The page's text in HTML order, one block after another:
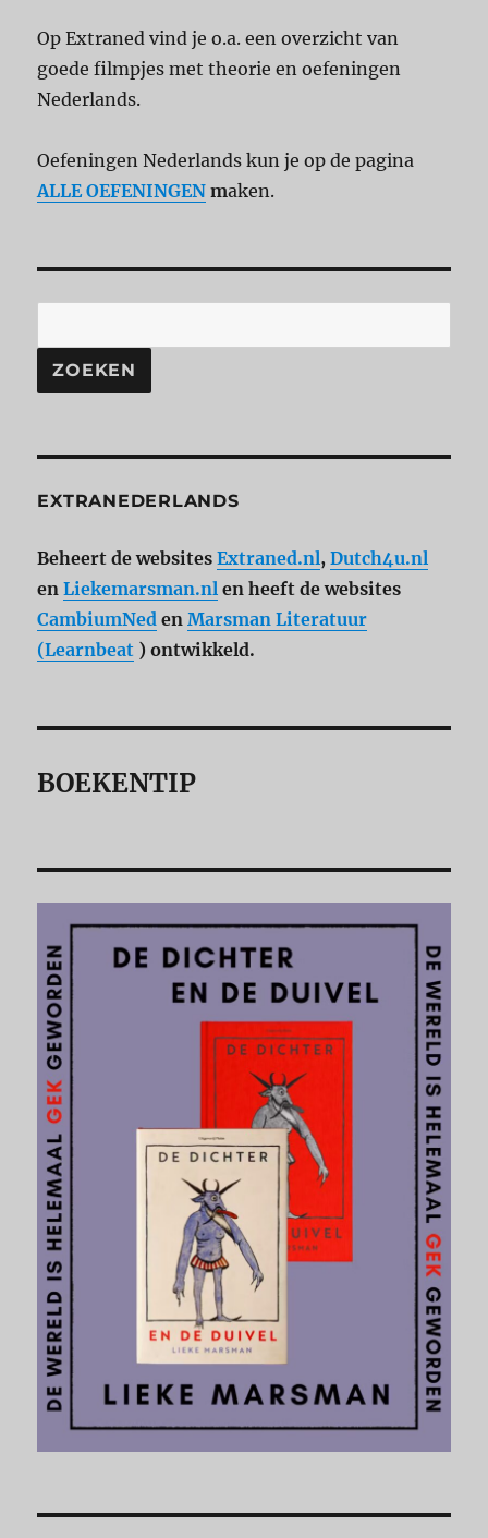
Op Extraned vind je o.a. een overzicht van
goede filmpjes met theorie en oefeningen
Nederlands.
Oefeningen Nederlands kun je op de pagina
ALLE OEFENINGEN maken.
ZOEKEN
EXTRANEDERLANDS
Beheert de websitesExtraned.nl,Dutch4u.nl
enLiekemarsman.nl en heeft de websites
CambiumNed enMarsman Literatuur
(Learnbeat ) ontwikkeld.
BOEKENTIP